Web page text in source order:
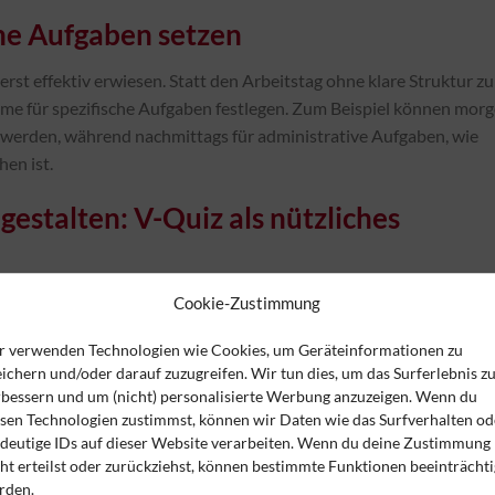
Cookie-Zustimmung
verwenden Technologien wie Cookies, um Geräteinformationen zu
und/oder darauf zuzugreifen. Wir tun dies, um das Surferlebnis zu
und um (nicht) personalisierte Werbung anzuzeigen. Wenn du
Technologien zustimmst, können wir Daten wie das Surfverhalten
IDs auf dieser Website verarbeiten. Wenn du deine Zustimmung
erteilst oder zurückziehst, können bestimmte Funktionen
Aufgaben setzen
effektiv erwiesen. Statt den Arbeitstag ohne klare Struktur zu
für spezifische Aufgaben festlegen. Zum Beispiel können
während nachmittags für administrative Aufgaben, wie
ist.
V-Quiz als nützliches
Distribution Directive) ist für Versicherungsvermittler von
und zwischendurch zu beantworten. Durch kurze Quiz-
und gleichzeitig ihre Weiterbildungsverpflichtungen
passt sich dem hektischen Arbeitsalltag von